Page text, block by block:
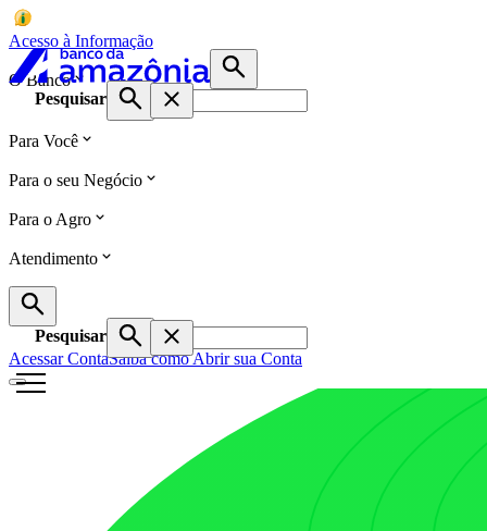
Acesso à Informação
O Banco
Pesquisar
Para Você
Para o seu Negócio
Para o Agro
Atendimento
Pesquisar
Acessar ContaSaiba como Abrir sua Conta